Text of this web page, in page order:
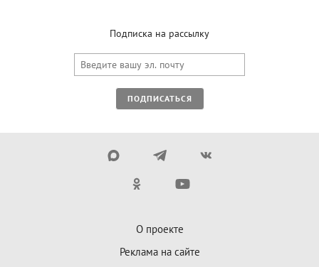
Подписка на рассылку
ПОДПИСАТЬСЯ
О проекте
Реклама на сайте